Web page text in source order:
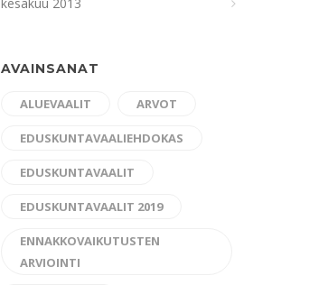
AVAINSANAT
ALUEVAALIT ARVOT
EDUSKUNTAVAALIEHDOKAS
EDUSKUNTAVAALIT
EDUSKUNTAVAALIT 2019
ENNAKKOVAIKUTUSTEN
ARVIOINTI